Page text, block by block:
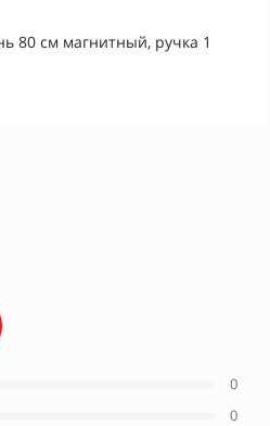
80 см магнитный, ручка 1
0
0